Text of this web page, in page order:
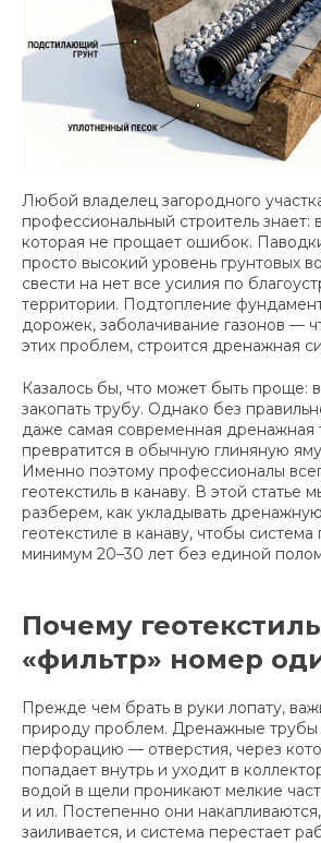
Любой владелец загородного
профессиональный строитель знает:
которая не прощает ошибок.
просто высокий уровень грунтовых
свести на нет все усилия по
территории. Подтопление
дорожек, заболачивание газонов —
этих проблем, строится дренажная
Казалось бы, что может быть проще:
закопать трубу. Однако без
даже самая современная дренажная
превратится в обычную глиняную
Именно поэтому профессионалы
геотекстиль в канаву. В этой статье
разберем, как укладывать
геотекстиле в канаву, чтобы
минимум 20–30 лет без единой
Почему
«фильтр» номер
Прежде чем брать в руки лопату,
природу проблем. Дренажные
перфорацию — отверстия, через
попадает внутрь и уходит в
водой в щели проникают мелкие
и ил. Постепенно они
заиливается, и система перестает